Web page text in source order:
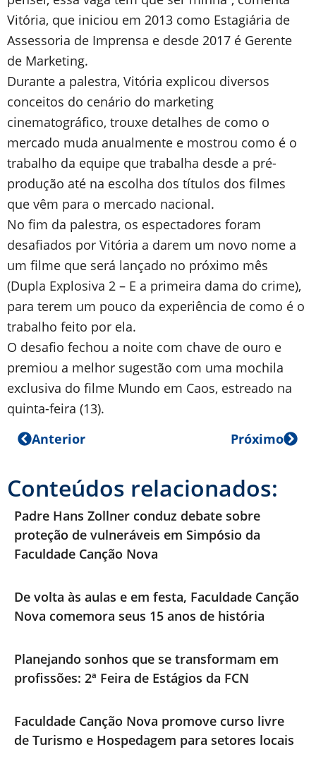
Vitória, que iniciou em 2013 como Estagiária de
Assessoria de Imprensa e desde 2017 é Gerente
de Marketing.
Durante a palestra, Vitória explicou diversos
conceitos do cenário do marketing
cinematográfico, trouxe detalhes de como o
mercado muda anualmente e mostrou como é o
trabalho da equipe que trabalha desde a pré-
produção até na escolha dos títulos dos filmes
que vêm para o mercado nacional.
No fim da palestra, os espectadores foram
desafiados por Vitória a darem um novo nome a
um filme que será lançado no próximo mês
(Dupla Explosiva 2 – E a primeira dama do crime),
para terem um pouco da experiência de como é o
trabalho feito por ela.
O desafio fechou a noite com chave de ouro e
premiou a melhor sugestão com uma mochila
exclusiva do filme Mundo em Caos, estreado na
quinta-feira (13).
Anterior
Próximo
Conteúdos relacionados:
Padre Hans Zollner conduz debate sobre
proteção de vulneráveis em Simpósio da
Faculdade Canção Nova
De volta às aulas e em festa, Faculdade Canção
Nova comemora seus 15 anos de história
Planejando sonhos que se transformam em
profissões: 2ª Feira de Estágios da FCN
Faculdade Canção Nova promove curso livre
de Turismo e Hospedagem para setores locais